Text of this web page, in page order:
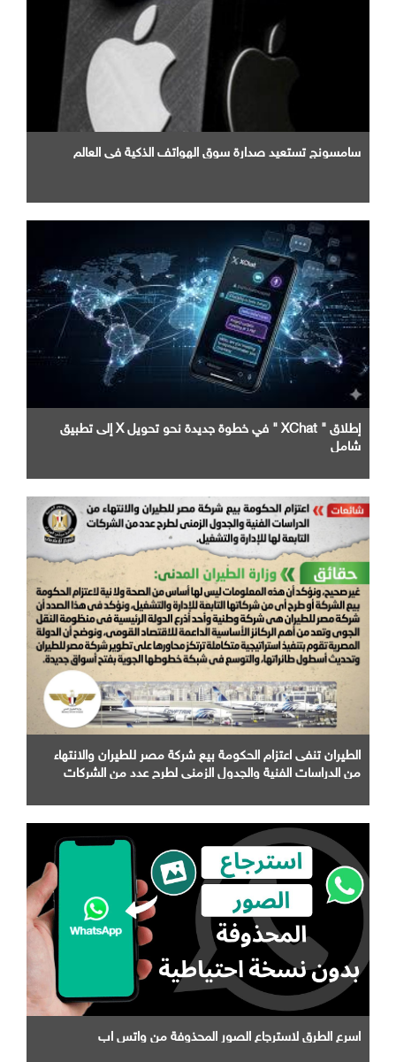
سامسونج تستعيد صدارة سوق الهواتف الذكية في العالم
إطلاق " XChat " في خطوة جديدة نحو تحويل X إلى تطبيق
شامل
الطيران تنفى اعتزام الحكومة بيع شركة مصر للطيران والانتهاء
من الدراسات الفنية والجدول الزمني لطرح عدد من الشركات
اسرع الطرق لاسترجاع الصور المحذوفة من واتس اب